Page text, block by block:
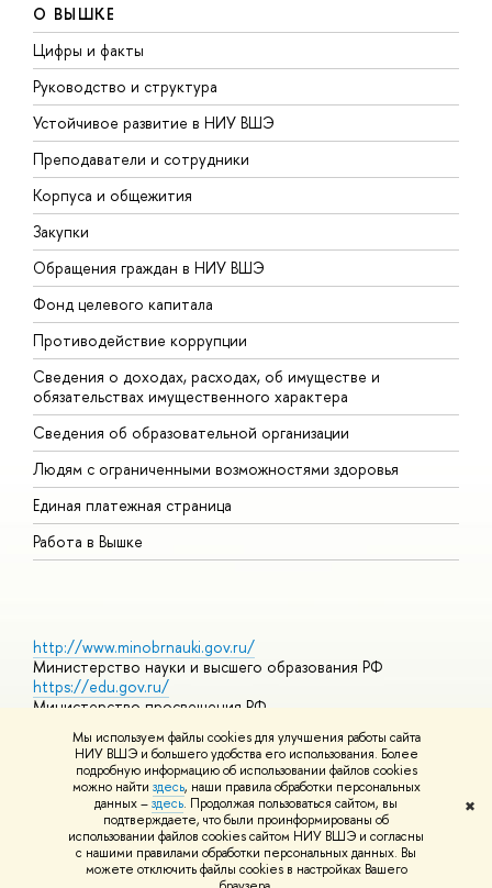
Мы используем файлы cookies для улучшения работы сайта
НИУ ВШЭ и большего удобства его использования. Более
подробную информацию об использовании файлов cookies
можно найти здесь, наши правила обработки персональных
данных –здесь. Продолжая пользоваться сайтом, вы
подтверждаете, что были проинформированы об
использовании файлов cookies сайтом НИУ ВШЭ и согласны
с нашими правилами обработки персональных данных. Вы
можете отключить файлы cookies в настройках Вашего
✖
О ВЫШКЕ
Цифры и факты
Руководство и структура
Устойчивое развитие в НИУ ВШЭ
Преподаватели и сотрудники
Корпуса и общежития
Закупки
Обращения граждан в НИУ ВШЭ
Фонд целевого капитала
Противодействие коррупции
Сведения о доходах, расходах, об имуществе и
обязательствах имущественного характера
Сведения об образовательной организации
Людям с ограниченными возможностями здоровья
Единая платежная страница
Работа в Вышке
http://www.minobrnauki.gov.ru/
Министерство науки и высшего образования РФ
https://edu.gov.ru/
Министерство просвещения РФ
https://elearning.hse.ru/mooc
Массовые открытые онлайн-курсы
© НИУ ВШЭ 1993–2026 Адреса и контактыУсловия
использования материалов Политика конфиденциальности
Шрифты HSE Sans и HSE Slab разработаны вШколе дизайна НИУ